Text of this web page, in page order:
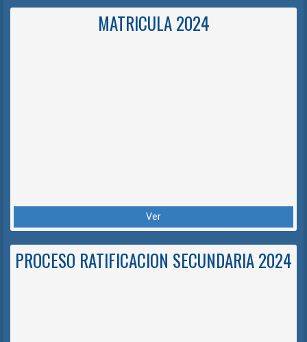
MATRICULA 2024
Ver
PROCESO RATIFICACION SECUNDARIA 2024